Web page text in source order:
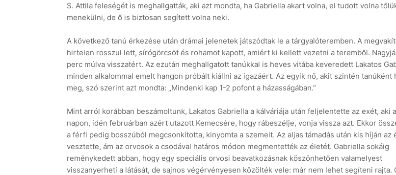
S. Attila feleségét is meghallgatták, aki azt mondta, ha Gabriella akart volna, el tudott volna
menekülni, de ő is biztosan segített volna neki.
A következő tanú érkezése után drámai jelenetek játszódtak le a tárgyalóteremben. A
hirtelen rosszul lett, sírógörcsöt és rohamot kapott, amiért ki kellett vezetni a teremből.
perc múlva visszatért. Az ezután meghallgatott tanúkkal is heves vitába keveredett Lakatos
minden alkalommal emelt hangon próbált kiállni az igazáért. Az egyik nő, akit szintén tanúként
meg, szó szerint azt mondta: „Mindenki kap 1-2 pofont a házasságában.”
Mint arról korábban beszámoltunk, Lakatos Gabriella a kálváriája után feljelentette az exét, aki
napon, idén februárban azért utazott Kemecsére, hogy rábeszélje, vonja vissza azt. Ekkor
a férfi pedig bosszúból megcsonkította, kinyomta a szemeit. Az aljas támadás után kis híján az
vesztette, ám az orvosok a csodával határos módon megmentették az életét. Gabriella sokáig
reménykedett abban, hogy egy speciális orvosi beavatkozásnak köszönhetően valamelyest
visszanyerheti a látását, de sajnos végérvényesen közölték vele: már nem lehet segíteni rajta.